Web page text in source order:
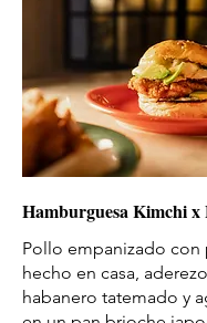
Hamburguesa Kimchi x
Pollo empanizado con
hecho en casa,
habanero tatemado y